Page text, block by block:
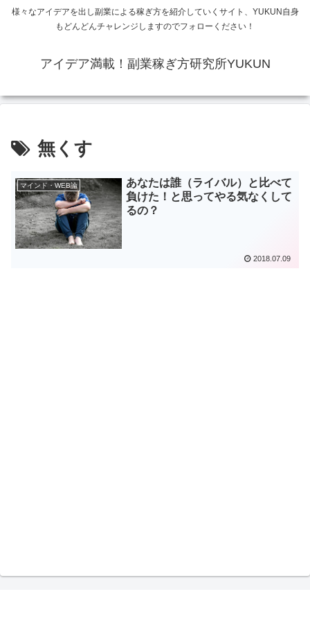
様々なアイデアを出し副業による稼ぎ方を紹介していくサイト、YUKUN自身
もどんどんチャレンジしますのでフォローください！
アイデア満載！副業稼ぎ方研究所YUKUN
無くす
マインド・WEB論
あなたは誰（ライバル）と比べて
負けた！と思ってやる気なくして
るの？
2018.07.09